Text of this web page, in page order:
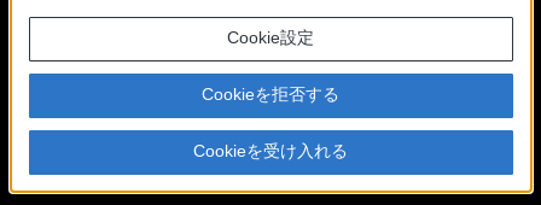
Cookie設定
Cookieを拒否する
Cookieを受け入れる
ご利用条件
プライバシーポリシー
正しい表示への取り組み